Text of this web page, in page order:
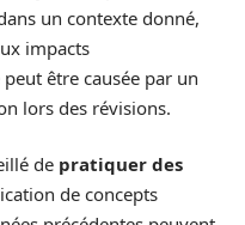
un contexte donné,
impacts
être causée par un
lors des révisions.
de pratiquer des
de concepts